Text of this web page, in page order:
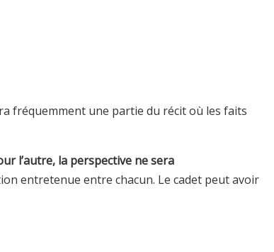
fréquemment une partie du récit où les faits
l’autre, la perspective ne sera
entretenue entre chacun. Le cadet peut avoir